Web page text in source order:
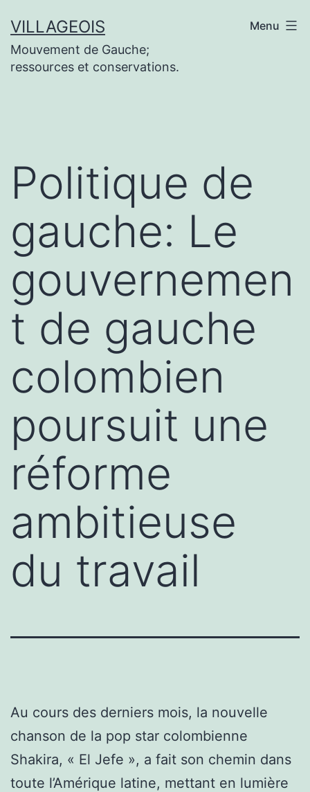
au
contenu
VILLAGEOIS
Mouvement de Gauche;
ressources et conservations.
Menu
Politique de
gauche: Le
gouvernemen
t de gauche
colombien
poursuit une
réforme
ambitieuse
du travail
Au cours des derniers mois, la nouvelle
chanson de la pop star colombienne
Shakira, « El Jefe », a fait son chemin dans
toute l’Amérique latine, mettant en lumière